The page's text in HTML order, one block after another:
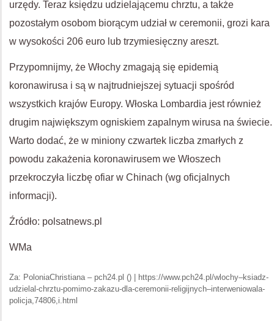
urzędy. Teraz księdzu udzielającemu chrztu, a także
pozostałym osobom biorącym udział w ceremonii, grozi kara
w wysokości 206 euro lub trzymiesięczny areszt.
Przypomnijmy, że Włochy zmagają się epidemią
koronawirusa i są w najtrudniejszej sytuacji spośród
wszystkich krajów Europy. Włoska Lombardia jest również
drugim największym ogniskiem zapalnym wirusa na świecie.
Warto dodać, że w miniony czwartek liczba zmarłych z
powodu zakażenia koronawirusem we Włoszech
przekroczyła liczbę ofiar w Chinach (wg oficjalnych
informacji).
Źródło: polsatnews.pl
WMa
Za: PoloniaChristiana – pch24.pl () | https://www.pch24.pl/wlochy–ksiadz-
udzielal-chrztu-pomimo-zakazu-dla-ceremonii-religijnych–interweniowala-
policja,74806,i.html